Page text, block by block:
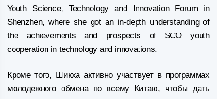
Youth Science, Technology and Innovation Forum in
Shenzhen, where she got an in-depth understanding of
the achievements and prospects of SCO youth
cooperation in technology and innovations.
Кроме того, Шикха активно участвует в программах
молодежного обмена по всему Китаю, чтобы дать